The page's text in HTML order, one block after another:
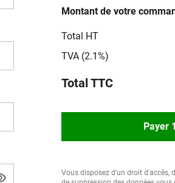
Montant de votre
Total HT
TVA (2.1%)
Total TTC
Payer
Vous disposez d'un droit d'accès,